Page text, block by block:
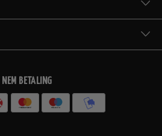
NEM BETALING